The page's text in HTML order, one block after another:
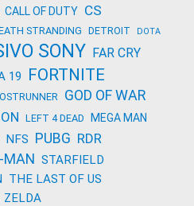
CALL OF DUTY CS
STRANDING DETROIT DOTA
SONY FAR CRY
19 FORTNITE
GOD OF WAR
LEFT 4 DEAD MEGA MAN
NFS PUBG RDR
MAN STARFIELD
THE LAST OF US
ZELDA